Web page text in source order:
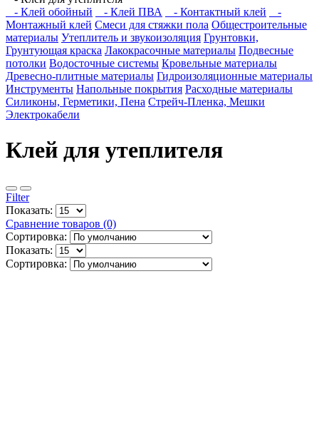
- Клей обойный
- Клей ПВА - Контактный клей
-
Монтажный клей Смеси для стяжки пола Общестроительные
материалы Утеплитель и звукоизоляция Грунтовки,
Грунтующая краска Лакокрасочные материалы Подвесные
потолки Водосточные системы Кровельные материалы
Древесно-плитные материалы Гидроизоляционные материалы
Инструменты Напольные покрытия Расходные материалы
Силиконы, Герметики, Пена Стрейч-Пленка, Мешки
Электрокабели
Клей для утеплителя
Filter
Показать:
Сравнение товаров (0)
Сортировка:
Показать:
Сортировка: